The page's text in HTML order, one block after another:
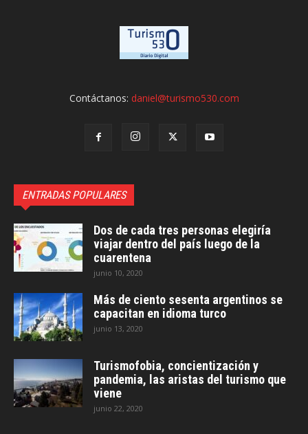
Contáctanos: daniel@turismo530.com
ENTRADAS POPULARES
Dos de cada tres personas elegiría
viajar dentro del país luego de la
cuarentena
junio 10, 2020
Más de ciento sesenta argentinos se
capacitan en idioma turco
junio 13, 2020
Turismofobia, concientización y
pandemia, las aristas del turismo que
viene
junio 22, 2020